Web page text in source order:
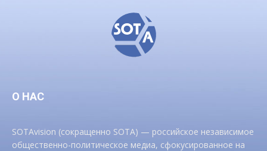
О НАС
SOTAvision (сокращенно SOTA) — российское независимое
общественно-политическое медиа, сфокусированное на